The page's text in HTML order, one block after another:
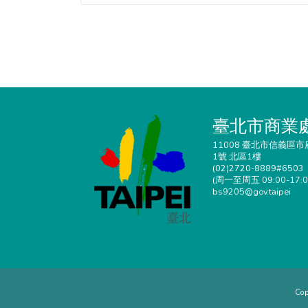
臺北市商業
11008 臺北市信義區市
1號 北區1樓
(02)2720-8889#6503
(周一至周五 09:00-
bs9205@gov.taipei